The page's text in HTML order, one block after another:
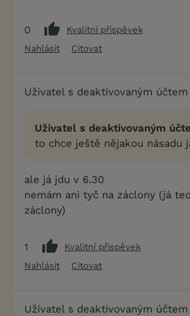
0
Kvalitní příspěvek
Nahlásit
Citovat
Uživatel s deaktivovaným účtem
Uživatel s deaktivovaným
to chce ještě nějakou násadu
ale já jdu v 6.30
nemám ani tyč na záclony (já
záclony)
1
Kvalitní příspěvek
Nahlásit
Citovat
Uživatel s deaktivovaným účtem